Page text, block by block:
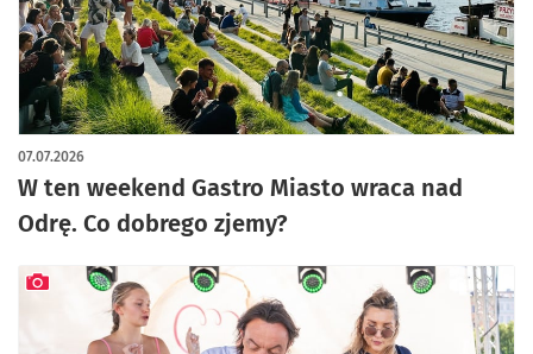
W ten weekend Gastro Miasto wraca nad
Odrę. Co dobrego zjemy?
07.07.2026